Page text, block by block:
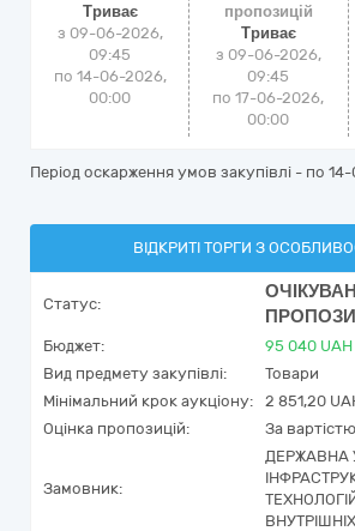
Триває
з 09-06-2026,
09:45
по 14-06-2026,
00:00
пропозицій
Триває
з 09-06-2026,
09:45
по 17-06-2026,
00:00
Період оскарження умов закупівлі - по
ВІДКРИТІ ТОРГИ З
Статус:
Бюджет: 95 040 UAH
Вид предмету закупівлі:
Товари
Мінімальний крок аукціону:
2 851,20
Оцінка пропозицій:
За
Замовник:
ДЕРЖАВНА